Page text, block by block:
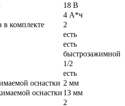
18 В
4 А*ч
в комплекте
2
есть
есть
быстрозажимной
1/2
есть
оснастки 2 мм
оснастки 13 мм
2